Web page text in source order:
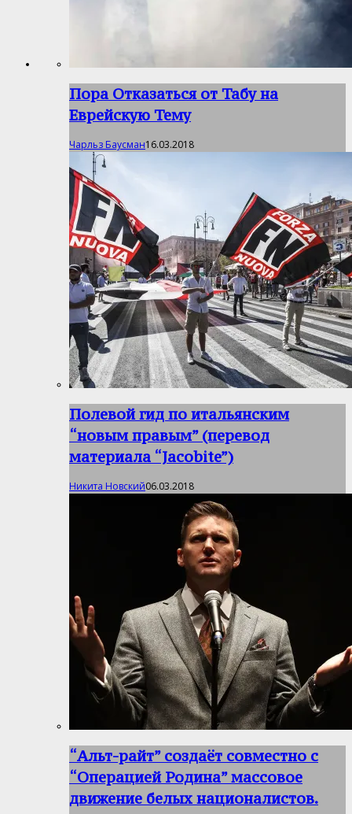
Пора Отказаться от Табу на
Еврейскую Тему
Чарльз Баусман16.03.2018
Полевой гид по итальянским
“новым правым” (перевод
материала “Jacobite”)
Никита Новский06.03.2018
“Альт-райт” создаёт совместно с
“Операцией Родина” массовое
движение белых националистов.